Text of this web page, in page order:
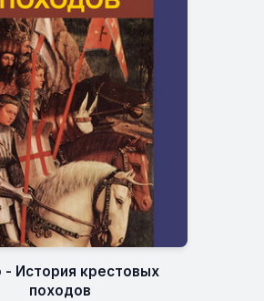
История крестовых
походов